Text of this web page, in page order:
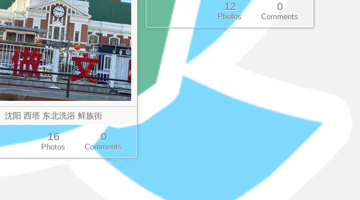
12
Photos
0
Comments
沈阳 西塔 东北洗浴 鲜族街
16
Photos
0
Comments